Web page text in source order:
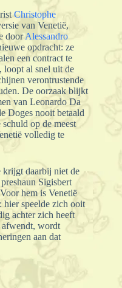
Christophe
van Venetië,
doorAlessandro
opdracht: ze
een contract te
loopt al snel uit de
verontrustende
De oorzaak blijkt
van Leonardo Da
Doges nooit betaald
op de meest
volledig te
krijgt daarbij niet de
Sigisbert
hem is Venetië
hier speelde zich ooit
achter zich heeft
afwendt, wordt
aan dat